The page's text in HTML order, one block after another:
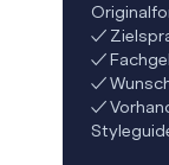
✓
✓
✓
✓